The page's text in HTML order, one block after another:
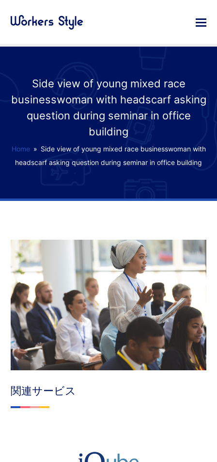
Side view of young mixed race
businesswoman with headscarf asking
question during seminar in office
building
Home » Side view of young mixed race businesswoman with
headscarf asking question during seminar in office building
関連サービス